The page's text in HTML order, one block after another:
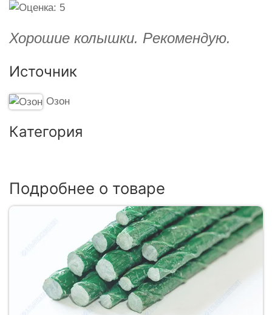
Хорошие колышки. Рекомендую.
Источник
Озон
Категория
Подробнее о товаре